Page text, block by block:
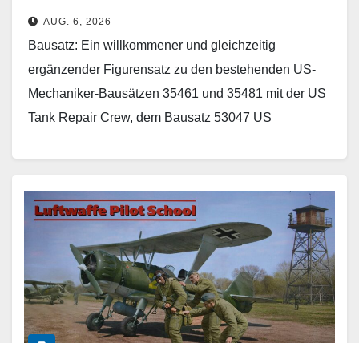
AUG. 6, 2026
Bausatz: Ein willkommener und gleichzeitig
ergänzender Figurensatz zu den bestehenden US-
Mechaniker-Bausätzen 35461 und 35481 mit der US
Tank Repair Crew, dem Bausatz 53047 US